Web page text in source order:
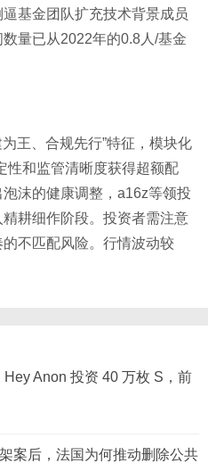
基金团队扩充技术背景成员
量已从2022年的0.8人/基金
王、合规先行”特征，模块化
性和监管清晰度获得超额配
沫的健康调整，a16z等领投
耕细作阶段。投资者需注意
不匹配风险。行情波动较
Hey Anon 投资 40 万枚 S，前
案后，法国为何推动删除公共